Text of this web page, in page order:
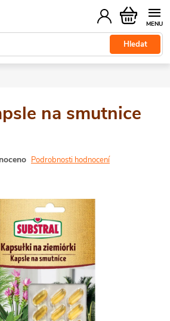
Hledat
Nákupní
košík
na smutnice
Podrobnosti hodnocení